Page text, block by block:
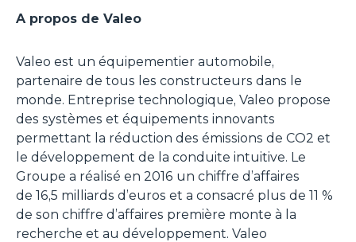
A propos de Valeo
Valeo est un équipementier automobile,
partenaire de tous les constructeurs dans le
monde. Entreprise technologique, Valeo propose
des systèmes et équipements innovants
permettant la réduction des émissions de CO2 et
le développement de la conduite intuitive. Le
Groupe a réalisé en 2016 un chiffre d’affaires
de 16,5 milliards d’euros et a consacré plus de 11 %
de son chiffre d’affaires première monte à la
recherche et au développement. Valeo